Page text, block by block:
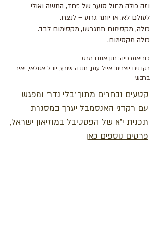
וזה כולה מחול סוער של פחד, התשה ואולי
לעולם לא. או יותר גרוע – לנצח.
כולה, מקסימום תתגרשו, מקסימום לבד.
כולה מקסימום.
כוריאוגרפיה: חנן אננדו מרס
רקדנים יוצרים: אייל עוגן, חנניה שורץ, יובל אזולאי, יאיר
ברבש
קטעים נבחרים מתוך 'בלי נדר' ומפגש
עם רקדני האנסמבל יערך במסגרת
תכנית י"א של הפסטיבל במוזיאון ישראל,
פרטים נוספים כאן